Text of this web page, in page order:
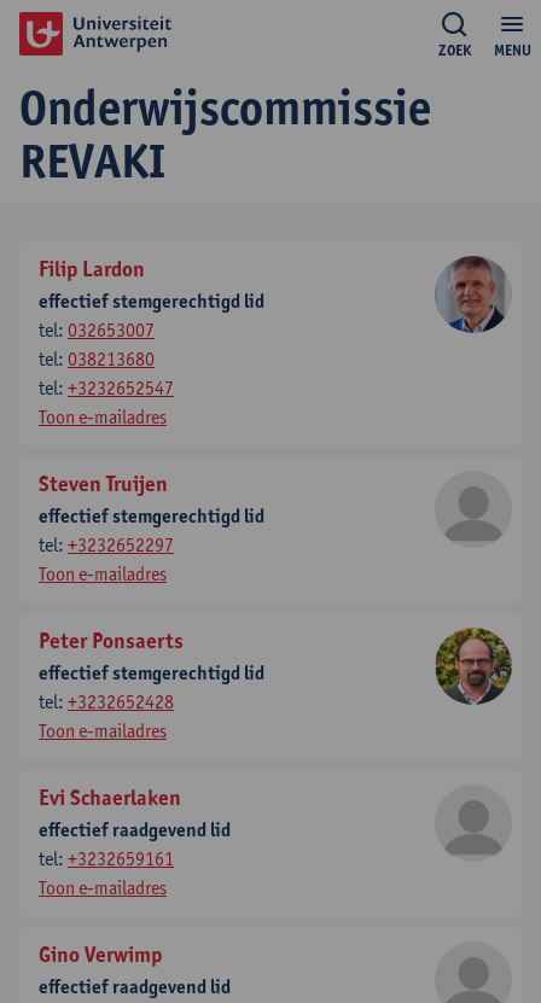
MENU
ZOEK
Onderwijscommissie
REVAKI
Filip Lardon
effectief stemgerechtigd lid
tel: 032653007
tel: 038213680
tel: +3232652547
Toon e-mailadres
Steven Truijen
effectief stemgerechtigd lid
tel: +3232652297
Toon e-mailadres
Peter Ponsaerts
effectief stemgerechtigd lid
tel: +3232652428
Toon e-mailadres
Evi Schaerlaken
effectief raadgevend lid
tel: +3232659161
Toon e-mailadres
Gino Verwimp
effectief raadgevend lid